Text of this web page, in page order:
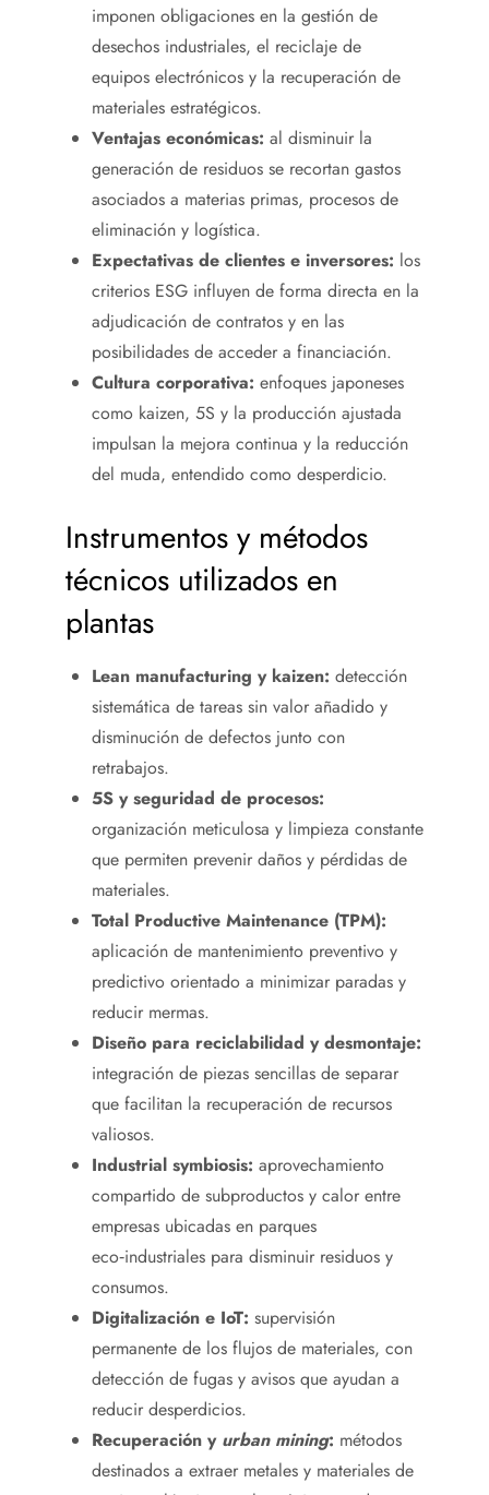
imponen obligaciones en la gestión de
desechos industriales, el reciclaje de
equipos electrónicos y la recuperación de
materiales estratégicos.
Ventajas económicas: al disminuir la
generación de residuos se recortan gastos
asociados a materias primas, procesos de
eliminación y logística.
Expectativas de clientes e inversores: los
criterios ESG influyen de forma directa en la
adjudicación de contratos y en las
posibilidades de acceder a financiación.
Cultura corporativa: enfoques japoneses
como kaizen, 5S y la producción ajustada
impulsan la mejora continua y la reducción
del muda, entendido como desperdicio.
Instrumentos y métodos
técnicos utilizados en
plantas
Lean manufacturing y kaizen: detección
sistemática de tareas sin valor añadido y
disminución de defectos junto con
retrabajos.
5S y seguridad de procesos:
organización meticulosa y limpieza constante
que permiten prevenir daños y pérdidas de
materiales.
Total Productive Maintenance (TPM):
aplicación de mantenimiento preventivo y
predictivo orientado a minimizar paradas y
reducir mermas.
Diseño para reciclabilidad y desmontaje:
integración de piezas sencillas de separar
que facilitan la recuperación de recursos
valiosos.
Industrial symbiosis: aprovechamiento
compartido de subproductos y calor entre
empresas ubicadas en parques
eco‑industriales para disminuir residuos y
consumos.
Digitalización e IoT: supervisión
permanente de los flujos de materiales, con
detección de fugas y avisos que ayudan a
reducir desperdicios.
Recuperación y urban mining: métodos
destinados a extraer metales y materiales de